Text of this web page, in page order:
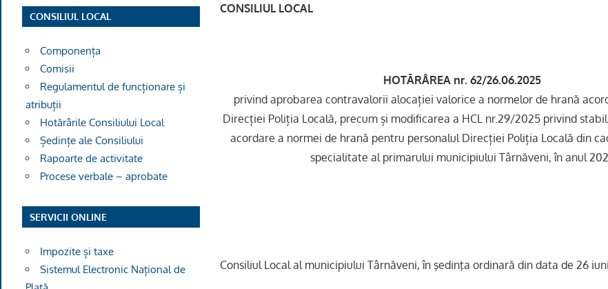
CONSILIUL LOCAL
HOTĂRÂREA nr. 62/26.06.2025
privind aprobarea contravalorii alocației valorice a normelor de hrană
Direcției Poliția Locală, precum și modificarea a HCL nr.29/2025 privind
acordare a normei de hrană pentru personalul Direcției Poliția Locală din
specialitate al primarului municipiului Târnăveni, în anul
Consiliul Local al municipiului Târnăveni, în şedinţa ordinară din data de 26
CONSILIUL LOCAL
Componența
Comisii
Regulamentul de funcționare și
atribuții
Hotărârile Consiliului Local
Ședințe ale Consiliului
Rapoarte de activitate
Procese verbale – aprobate
SERVICII ONLINE
Impozite și taxe
Sistemul Electronic Național de